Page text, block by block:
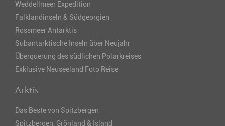
Weddellmeer Expedition
Falklandinseln & Südgeorgien
Rossmeer Antarktis
Subantarktische Inseln über Neujahr
Überquerung des südlichen Polarkreises
Exklusive Neuseeland Foto Reise
Arktis
Das Beste von Spitzbergen
Spitzbergen, Grönland & Island